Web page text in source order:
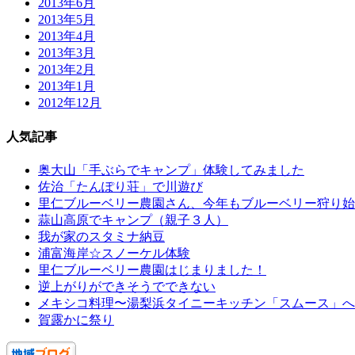
2013年6月
2013年5月
2013年4月
2013年3月
2013年2月
2013年1月
2012年12月
人気記事
奥大山「手ぶらでキャンプ」体験してみました
佐治「たんぽり荘」で川遊び
里仁ブルーベリー農園さん、今年もブルーベリー狩り始
蒜山高原でキャンプ（親子３人）
我が家のスタミナ納豆
浦富海岸☆スノーケル体験
里仁ブルーベリー農園はじまりました！
逆上がりができそうでできない
メキシコ料理〜湯梨浜タイニーキッチン「スムース」へ
賀露かに祭り